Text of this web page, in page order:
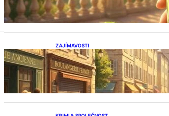
ZAJÍMAVOSTI
Odkaz legendy: vaso patejdl a
jeho hudba